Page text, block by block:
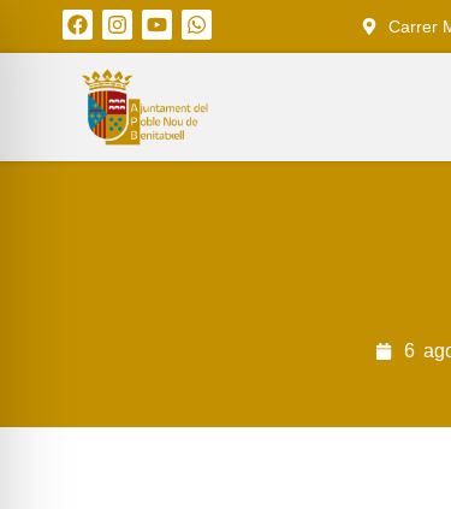
Carrer
6